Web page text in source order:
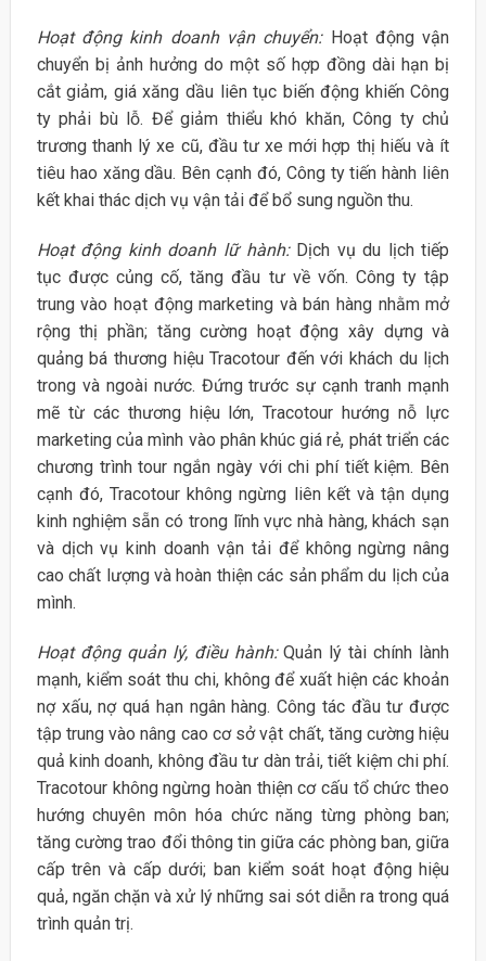
Hoạt động kinh doanh vận chuyển:Hoạt động vận
chuyển bị ảnh hưởng do một số hợp đồng dài hạn bị
cắt giảm, giá xăng dầu liên tục biến động khiến Công
ty phải bù lỗ. Để giảm thiểu khó khăn, Công ty chủ
trương thanh lý xe cũ, đầu tư xe mới hợp thị hiếu và ít
tiêu hao xăng dầu. Bên cạnh đó, Công ty tiến hành liên
kết khai thác dịch vụ vận tải để bổ sung nguồn thu.
Hoạt động kinh doanh lữ hành:Dịch vụ du lịch tiếp
tục được củng cố, tăng đầu tư về vốn. Công ty tập
trung vào hoạt động marketing và bán hàng nhằm mở
rộng thị phần; tăng cường hoạt động xây dựng và
quảng bá thương hiệu Tracotour đến với khách du lịch
trong và ngoài nước. Đứng trước sự cạnh tranh mạnh
mẽ từ các thương hiệu lớn, Tracotour hướng nỗ lực
marketing của mình vào phân khúc giá rẻ, phát triển các
chương trình tour ngắn ngày với chi phí tiết kiệm. Bên
cạnh đó, Tracotour không ngừng liên kết và tận dụng
kinh nghiệm sẵn có trong lĩnh vực nhà hàng, khách sạn
và dịch vụ kinh doanh vận tải để không ngừng nâng
cao chất lượng và hoàn thiện các sản phẩm du lịch của
mình.
Hoạt động quản lý, điều hành:Quản lý tài chính lành
mạnh, kiểm soát thu chi, không để xuất hiện các khoản
nợ xấu, nợ quá hạn ngân hàng. Công tác đầu tư được
tập trung vào nâng cao cơ sở vật chất, tăng cường hiệu
quả kinh doanh, không đầu tư dàn trải, tiết kiệm chi phí.
Tracotour không ngừng hoàn thiện cơ cấu tổ chức theo
hướng chuyên môn hóa chức năng từng phòng ban;
tăng cường trao đổi thông tin giữa các phòng ban, giữa
cấp trên và cấp dưới; ban kiểm soát hoạt động hiệu
quả, ngăn chặn và xử lý những sai sót diễn ra trong quá
trình quản trị.